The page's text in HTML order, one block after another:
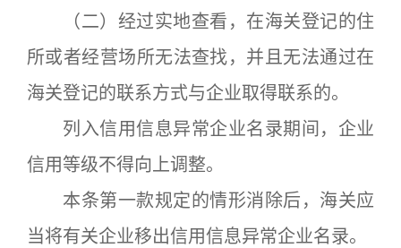
（二）经过实地查看，在海关登记的住
所或者经营场所无法查找，并且无法通过在
海关登记的联系方式与企业取得联系的。
列入信用信息异常企业名录期间，企业
信用等级不得向上调整。
本条第一款规定的情形消除后，海关应
当将有关企业移出信用信息异常企业名录。